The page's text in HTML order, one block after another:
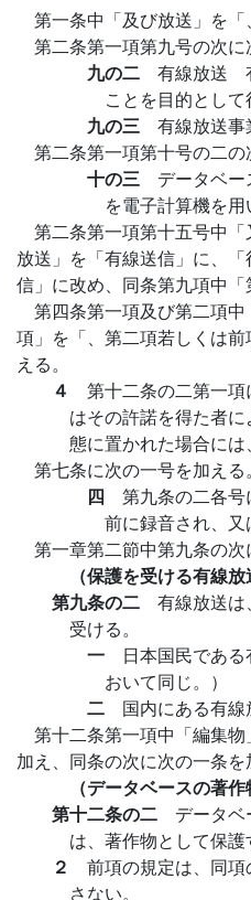
第一条中「及び放送」を「
第二条第一項第九号の次に
九の二 有線放送
ことを目的として
九の三 有線放送
第二条第一項第十号の二の
十の三 データベ
を電子計算機を
第二条第一項第十五号中
放送」を「有線送信」に、
信」に改め、同条第九項中「
第四条第一項及び第二項
項」を「、第二項若しくは
える。
４ 第十二条の二第一
はその許諾を得た者
態に置かれた場合には
第七条に次の一号を加える。
四 第九条の二各
前に録音され、又
第一章第二節中第九条の次
（保護を受ける有線放
第九条の二 有線放送
受ける。
一 日本国民であ
おいて同じ。）
二 国内にある有
第十二条第一項中「編集
加え、同条の次に次の一条を
（データベースの著作
第十二条の二 データ
は、著作物として保護
２ 前項の規定は、同
さない。